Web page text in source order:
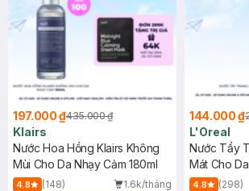
197.000 ₫435.000 ₫
Klairs
Nước Hoa Hồng Klairs Không
Mùi Cho Da Nhạy Cảm 180ml
4.8 (148)
1.6k/tháng
144.000 ₫
L'Oreal
Nước Tẩy
Mát Cho
400ml
4.8 (298)